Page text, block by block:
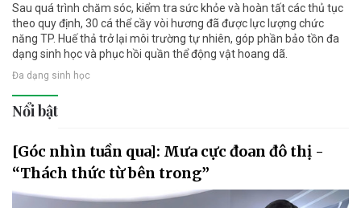
Sau quá trình chăm sóc, kiểm tra sức khỏe và hoàn tất các thủ tục
theo quy định, 30 cá thể cầy vòi hương đã được lực lượng chức
năng TP. Huế thả trở lại môi trường tự nhiên, góp phần bảo tồn đa
dạng sinh học và phục hồi quần thể động vật hoang dã.
Đa dạng sinh học
Nổi bật
[Góc nhìn tuần qua]: Mưa cực đoan đô thị -
“Thách thức từ bên trong”